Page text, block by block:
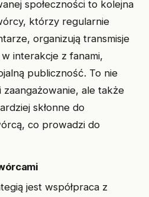
społeczności to kolejna
którzy regularnie
organizują transmisje
interakcje z fanami,
publiczność. To nie
ale także
skłonne do
co prowadzi do
jest współpraca z